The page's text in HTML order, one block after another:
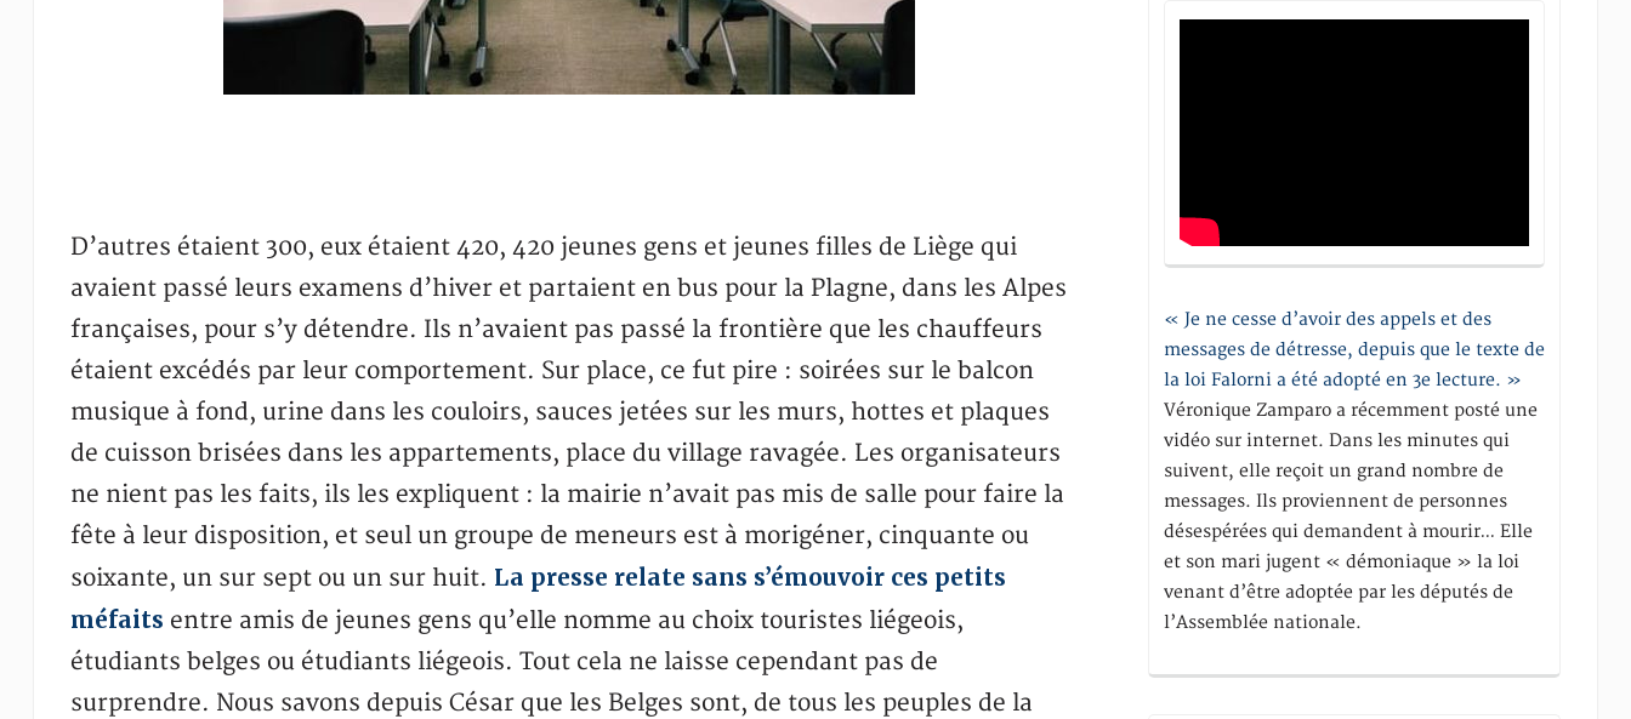
D’autres étaient 300, eux étaient 420, 420 jeunes gens et jeunes filles de Liège qui
avaient passé leurs examens d’hiver et partaient en bus pour la Plagne, dans les Alpes
françaises, pour s’y détendre. Ils n’avaient pas passé la frontière que les chauffeurs
étaient excédés par leur comportement. Sur place, ce fut pire : soirées sur le balcon
musique à fond, urine dans les couloirs, sauces jetées sur les murs, hottes et plaques
de cuisson brisées dans les appartements, place du village ravagée. Les organisateurs
ne nient pas les faits, ils les expliquent : la mairie n’avait pas mis de salle pour faire la
fête à leur disposition, et seul un groupe de meneurs est à morigéner, cinquante ou
soixante, un sur sept ou un sur huit. La presse relate sans s’émouvoir ces petits
méfaits entre amis de jeunes gens qu’elle nomme au choix touristes liégeois,
étudiants belges ou étudiants liégeois. Tout cela ne laisse cependant pas de
surprendre. Nous savons depuis César que les Belges sont, de tous les peuples de la
« Je ne cesse d’avoir des appels et des
messages de détresse, depuis que le texte de
la loi Falorni a été adopté en 3e lecture. »
Véronique Zamparo a récemment posté une
vidéo sur internet. Dans les minutes qui
suivent, elle reçoit un grand nombre de
messages. Ils proviennent de personnes
désespérées qui demandent à mourir… Elle
et son mari jugent « démoniaque » la loi
venant d’être adoptée par les députés de
l’Assemblée nationale.